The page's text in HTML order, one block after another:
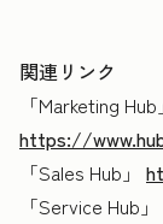
関連リンク
「Marketing Hub」
https://
「Sales Hub」
「Service Hub」